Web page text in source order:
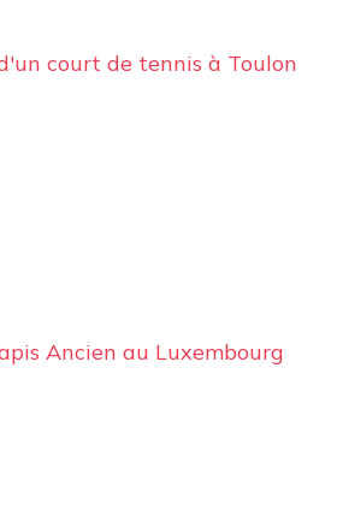
court de tennis à Toulon
Ancien au Luxembourg